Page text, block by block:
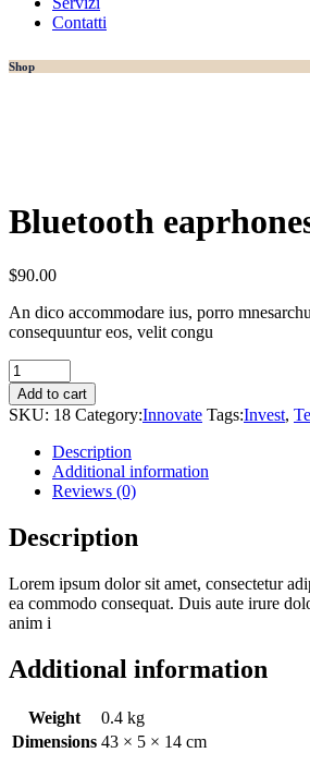
Contatti
Shop
Bluetooth
$90.00
An dico accommodare ius, porro
consequuntur eos, velit congu
Bluetooth
eaprhones
quantity
Add to cart
SKU: 18 Category:Innovate Tags:Invest,
Description
Additional information
Reviews (0)
Description
Lorem ipsum dolor sit amet, consectetur
ea commodo consequat. Duis aute irure
anim i
Additional information
Weight
0.4 kg
Dimensions 43 × 5 × 14 cm